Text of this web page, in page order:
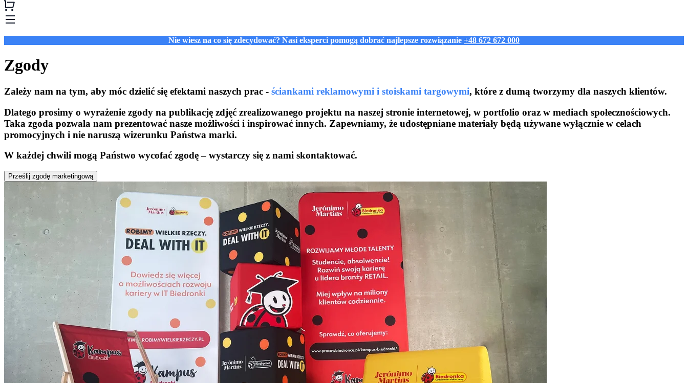
Nie wiesz na co się zdecydować? Nasi eksperci pomogą dobrać najlepsze rozwiązanie +48 672 672 000
Zgody
Zależy nam na tym, aby móc dzielić się efektami naszych prac - ściankami reklamowymi i stoiskami targowymi, które z dumą tworzymy dla naszych klientów.
Dlatego prosimy o wyrażenie zgody na publikację zdjęć zrealizowanego projektu na naszej stronie internetowej, w portfolio oraz w mediach społecznościowych.
Taka zgoda pozwala nam prezentować nasze możliwości i inspirować innych. Zapewniamy, że udostępniane materiały będą używane wyłącznie w celach
promocyjnych i nie naruszą wizerunku Państwa marki.
W każdej chwili mogą Państwo wycofać zgodę – wystarczy się z nami skontaktować.
Prześlij zgodę marketingową